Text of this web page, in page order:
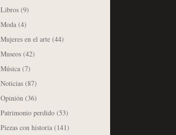
Libros (9)
Moda (4)
Mujeres en el arte (44)
Museos (42)
Música (7)
Noticias (87)
Opinión (36)
Patrimonio perdido (53)
Piezas con historia (141)